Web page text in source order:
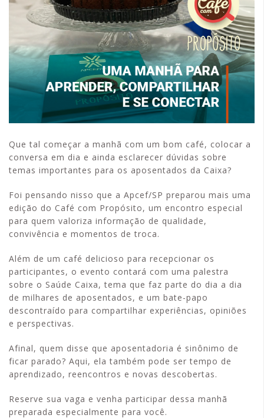
Que tal começar a manhã com um bom café, colocar a
conversa em dia e ainda esclarecer dúvidas sobre
temas importantes para os aposentados da Caixa?
Foi pensando nisso que a Apcef/SP preparou mais uma
edição do Café com Propósito, um encontro especial
para quem valoriza informação de qualidade,
convivência e momentos de troca.
Além de um café delicioso para recepcionar os
participantes, o evento contará com uma palestra
sobre o Saúde Caixa, tema que faz parte do dia a dia
de milhares de aposentados, e um bate-papo
descontraído para compartilhar experiências, opiniões
e perspectivas.
Afinal, quem disse que aposentadoria é sinônimo de
ficar parado? Aqui, ela também pode ser tempo de
aprendizado, reencontros e novas descobertas.
Reserve sua vaga e venha participar dessa manhã
preparada especialmente para você.